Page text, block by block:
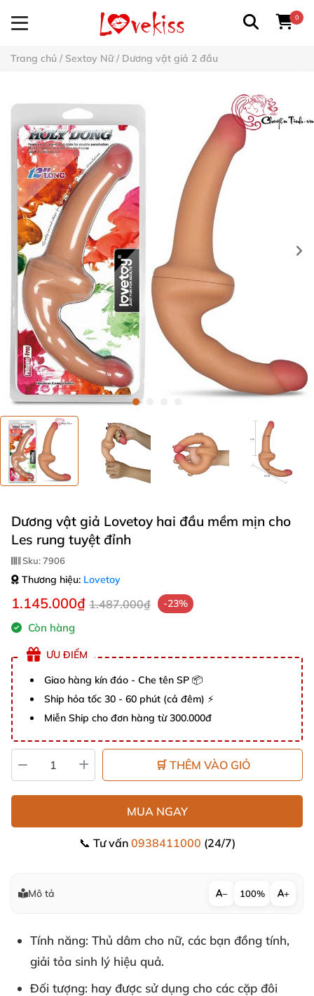
0
Trang chủ / Sextoy Nữ/ Dương vật giả 2 đầu
Dương vật giả Lovetoy hai đầu mềm mịn cho
Les rung tuyệt đỉnh
Sku:7906
Thương hiệu: Lovetoy
1.145.000₫ 1.487.000₫ -23%
Còn hàng
ƯU ĐIỂM
Giao hàng kín đáo - Che tên SP 📦
Ship hỏa tốc 30 - 60 phút (cả đêm) ⚡
Miễn Ship cho đơn hàng từ 300.000đ
🛒 THÊM VÀO GIỎ
MUA NGAY
📞 Tư vấn 0938411000 (24/7)
Mô tả − 100% +
Tính năng: Thủ dâm cho nữ, các bạn đồng tính,
giải tỏa sinh lý hiệu quả.
Đối tượng: hay được sử dụng cho các cặp đôi